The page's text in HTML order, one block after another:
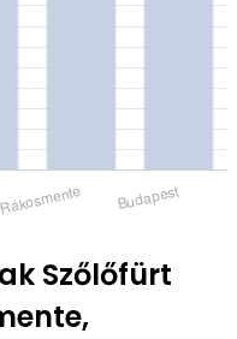
Szőlőfürt